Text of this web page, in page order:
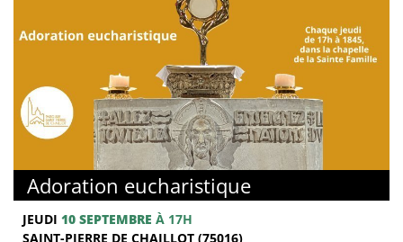
Adoration eucharistique
JEUDI 10 SEPTEMBRE À 17H
SAINT-PIERRE DE CHAILLOT (75016)